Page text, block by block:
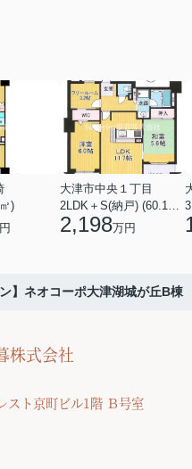
)
大津市中央１丁目
2,198万円
ン】ネオコーポ大津湖城が丘B棟
株式会社
スト京町ビル1階 Ｂ号室